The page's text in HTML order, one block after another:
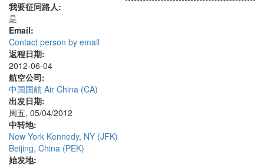
我要征同路人:
是
Email:
Contact person by email
返程日期:
2012-06-04
航空公司:
中国国航 Air China (CA)
出发日期:
周五, 05/04/2012
中转地:
New York Kennedy, NY (JFK)
Beijing, China (PEK)
始发地: